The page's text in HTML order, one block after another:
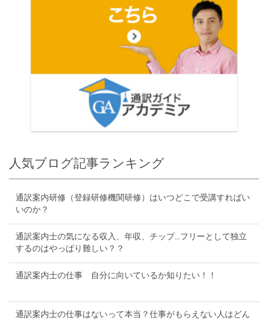
人気ブログ記事ランキング
通訳案内研修（登録研修機関研修）はいつどこで受講すればい
いのか？
通訳案内士の気になる収入、年収、チップ...フリーとして独立
するのはやっぱり難しい？？
通訳案内士の仕事 自分に向いているか知りたい！！
通訳案内士の仕事はないって本当？仕事がもらえない人はどん